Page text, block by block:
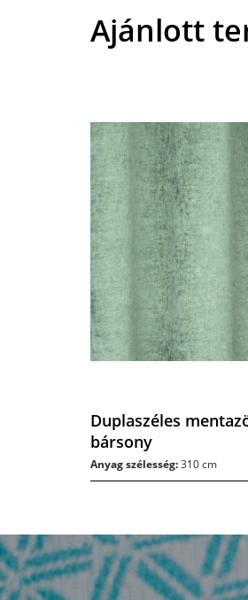
Ajánlott
Duplaszéles
bársony
Anyag szélesség:310 cm